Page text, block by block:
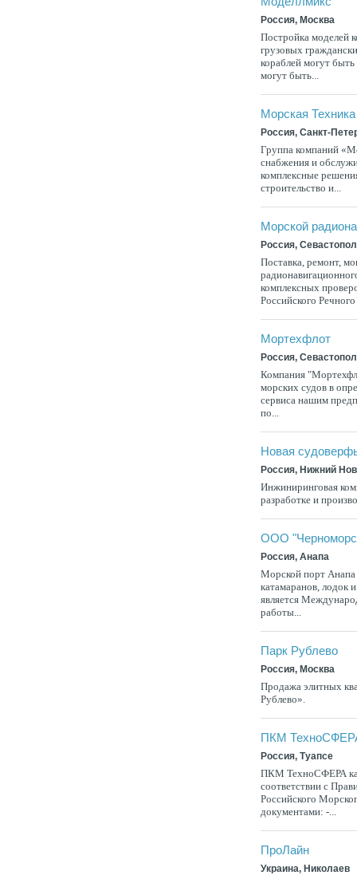
Россия, Москва
Постройка моделей
грузовых
кораблей могут
могут быть...
Морская Техника
Россия, Санкт-
Группа компаний
снабжения и
комплексные
строительство и...
Морской
Россия,
Поставка, ремонт,
комплексных
Российского
Мортехфлот
Россия,
Компания
морских судов в
сервиса нашим
по...
Новая
Россия, Нижний
Инжиниринговая
разработке и
ООО
Россия, Анапа
Морской порт Анапа
катамаранов, лодок
является
работы...
Парк Рублево
Россия, Москва
Продажа элитных
Рублево».
ПКМ
Россия, Туапсе
ПКМ ТехноСФЕРА
соответствии с
Российского
документами: -...
ПроЛайн
Украина, Николаев